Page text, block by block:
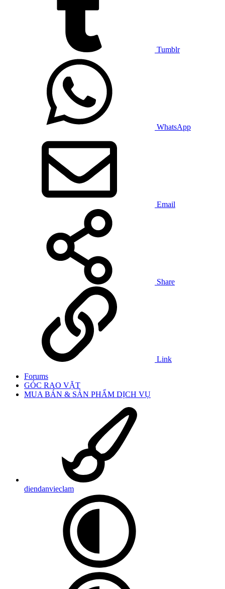
Tumblr
WhatsApp
Email
Share
Link
Forums
GÓC RAO VẶT
MUA BÁN & SẢN PHẨM DỊCH VỤ
diendanvieclam